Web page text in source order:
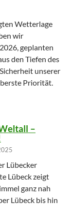
Wetterlage
wir
geplanten
den Tiefen des
unserer
Priorität.
–
Lübecker
Lübeck zeigt
ganz nah
Lübeck bis hin